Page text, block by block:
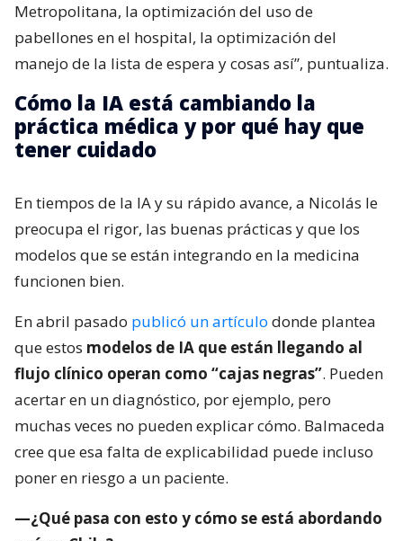
Metropolitana, la optimización del uso de
pabellones en el hospital, la optimización del
manejo de la lista de espera y cosas así”, puntualiza.
Cómo la IA está cambiando la
práctica médica y por qué hay que
tener cuidado
En tiempos de la IA y su rápido avance, a Nicolás le
preocupa el rigor, las buenas prácticas y que los
modelos que se están integrando en la medicina
funcionen bien.
En abril pasado publicó un artículo donde plantea
que estos modelos de IA que están llegando al
flujo clínico operan como “cajas negras”. Pueden
acertar en un diagnóstico, por ejemplo, pero
muchas veces no pueden explicar cómo. Balmaceda
cree que esa falta de explicabilidad puede incluso
poner en riesgo a un paciente.
—¿Qué pasa con esto y cómo se está abordando